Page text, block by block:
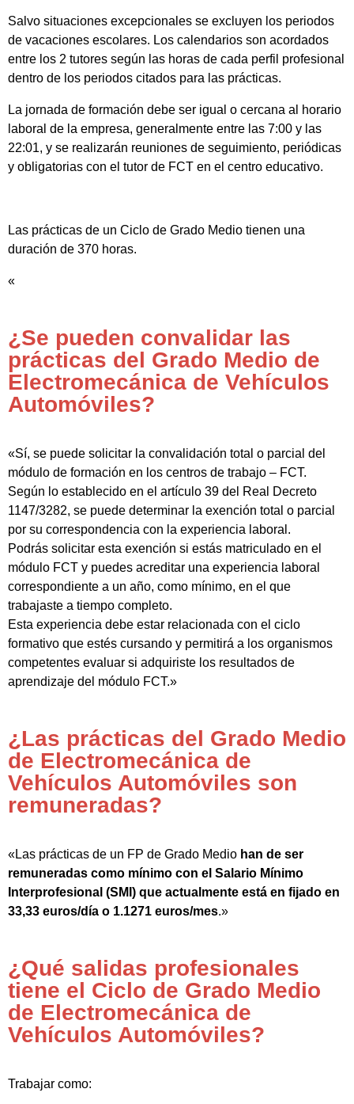
Salvo situaciones excepcionales se excluyen los periodos
de vacaciones escolares. Los calendarios son acordados
entre los 2 tutores según las horas de cada perfil profesional
dentro de los periodos citados para las prácticas.
La jornada de formación debe ser igual o cercana al horario
laboral de la empresa, generalmente entre las 7:00 y las
22:01, y se realizarán reuniones de seguimiento, periódicas
y obligatorias con el tutor de FCT en el centro educativo.
Las prácticas de un Ciclo de Grado Medio tienen una
duración de 370 horas.
«
¿Se pueden convalidar las
prácticas del Grado Medio de
Electromecánica de Vehículos
Automóviles?
«Sí, se puede solicitar la convalidación total o parcial del
módulo de formación en los centros de trabajo – FCT.
Según lo establecido en el artículo 39 del Real Decreto
1147/3282, se puede determinar la exención total o parcial
por su correspondencia con la experiencia laboral.
Podrás solicitar esta exención si estás matriculado en el
módulo FCT y puedes acreditar una experiencia laboral
correspondiente a un año, como mínimo, en el que
trabajaste a tiempo completo.
Esta experiencia debe estar relacionada con el ciclo
formativo que estés cursando y permitirá a los organismos
competentes evaluar si adquiriste los resultados de
aprendizaje del módulo FCT.»
¿Las prácticas del Grado Medio
de Electromecánica de
Vehículos Automóviles son
remuneradas?
«Las prácticas de un FP de Grado Medio han de ser
remuneradas como mínimo con el Salario Mínimo
Interprofesional (SMI) que actualmente está en fijado en
33,33 euros/día o 1.1271 euros/mes.»
¿Qué salidas profesionales
tiene el Ciclo de Grado Medio
de Electromecánica de
Vehículos Automóviles?
Trabajar como: